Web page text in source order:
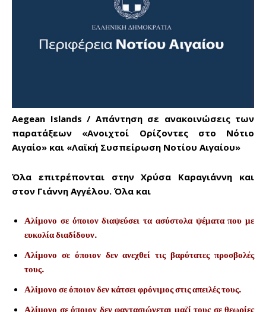
out!
Aegean Islands / Απάντηση σε ανακοινώσεις των
παρατάξεων «Ανοιχτοί Ορίζοντες στο Νότιο
Αιγαίο» και «Λαϊκή Συσπείρωση Νοτίου Αιγαίου»
Όλα επιτρέπονται στην Χρύσα Καραγιάννη και
στον Γιάννη Αγγέλου. Όλα και
Αλίμονο σε όποιον διαψεύσει τα ασύστολα ψέματα που με
ευκολία διαδίδουν.
Αλίμονο σε όποιον δεν ανεχθεί τις βαρύτατες προσβολές
τους.
Αλίμονο σε όποιον δεν κάτσει φρόνιμος στις απειλές τους.
Αλίμονο σε όποιον δεν φαντασιώνεται μαζί τους σε θεωρίες